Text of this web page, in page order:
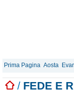
Prima Pagina Aosta
/ FEDE E